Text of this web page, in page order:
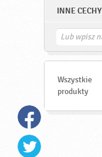
INNE CECHY
Wszystkie
produkty